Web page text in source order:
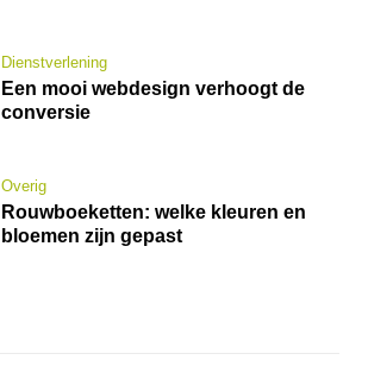
Dienstverlening
Een mooi webdesign verhoogt de
conversie
Overig
Rouwboeketten: welke kleuren en
bloemen zijn gepast